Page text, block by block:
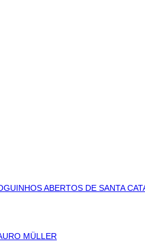
ABERTOS DE SANTA
MÜLLER